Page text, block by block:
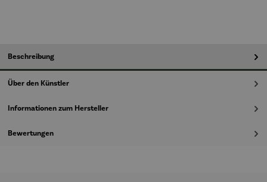
Beschreibung
Über den Künstler
Informationen zum Hersteller
Bewertungen